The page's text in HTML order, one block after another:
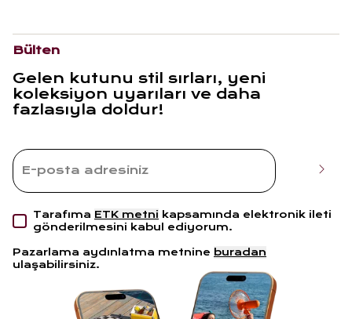
Bülten
Gelen kutunu stil sırları, yeni
koleksiyon uyarıları ve daha
fazlasıyla doldur!
Tarafıma ETK metni kapsamında elektronik ileti
gönderilmesini kabul ediyorum.
Pazarlama aydınlatma metnine buradan
ulaşabilirsiniz.